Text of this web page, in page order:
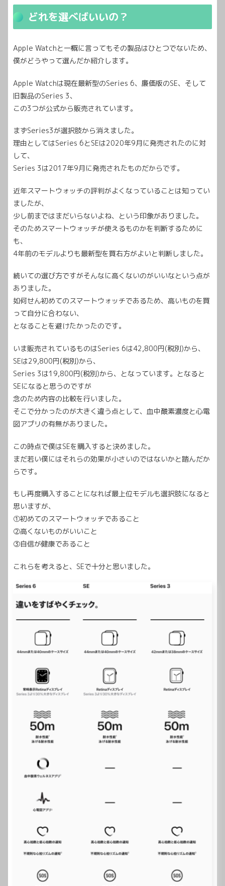
どれを選べばいいの？
Apple Watchと一概に言ってもその製品はひとつでないため、
僕がどうやって選んだか紹介します。
Apple Watchは現在最新型のSeries 6、廉価版のSE、そして
旧製品のSeries 3、
この3つが公式から販売されています。
まずSeries3が選択肢から消えました。
理由としてはSeries 6とSEは2020年9月に発売されたのに対
して、
Series 3は2017年9月に発売されたものだからです。
近年スマートウォッチの評判がよくなっていることは知ってい
ましたが、
少し前まではまだいらないよね、という印象がありました。
そのためスマートウォッチが使えるものかを判断するために
も、
4年前のモデルよりも最新型を買右方がよいと判断しました。
続いての選び方ですがそんなに高くないのがいいなという点が
ありました。
如何せん初めてのスマートウォッチであるため、高いものを買
って自分に合わない、
となることを避けたかったのです。
いま販売されているものはSeries 6は42,800円(税別)から、
SEは29,800円(税別)から、
Series 3は19,800円(税別)から、となっています。となると
SEになると思うのですが
念のため内容の比較を行いました。
そこで分かったのが大きく違う点として、血中酸素濃度と心電
図アプリの有無がありました。
この時点で僕はSEを購入すると決めました。
まだ若い僕にはそれらの効果が小さいのではないかと踏んだか
らです。
もし再度購入することになれば最上位モデルも選択肢になると
思いますが、
①初めてのスマートウォッチであること
②高くないものがいいこと
③自信が健康であること
これらを考えると、SEで十分と思いました。